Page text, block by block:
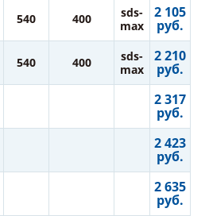
540 400
sds-
max
2 105
руб.
540 400
sds-
max
2 210
руб.
2 317
руб.
2 423
руб.
2 635
руб.